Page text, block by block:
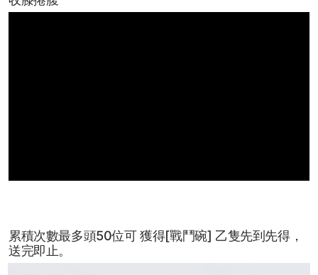
累積次數最多頭50位可 獲得[戰鬥碗] 乙隻先到先得，
送完即止。